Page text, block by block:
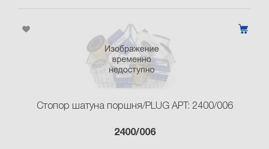
Стопор шатуна поршня/PLUG АРТ: 2400/006
2400/006